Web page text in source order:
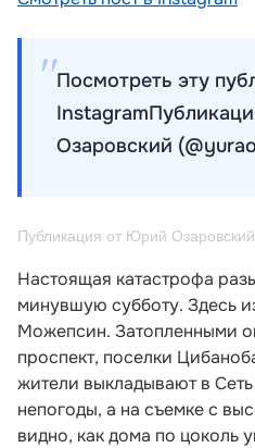
Посмотреть эту
Озаровский
Публикация от Юрий
Настоящая катастрофа
минувшую субботу. Здесь
Можепсин. Затопленными
проспект, поселки
жители выкладывают в
непогоды, а на съемке с
видно, как дома по цоколь